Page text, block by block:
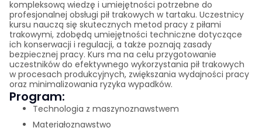
kompleksową wiedzę i umiejętności potrzebne do
profesjonalnej obsługi pił trakowych w tartaku. Uczestnicy
kursu nauczą się skutecznych metod pracy z piłami
trakowymi, zdobędą umiejętności techniczne dotyczące
ich konserwacji i regulacji, a także poznają zasady
bezpiecznej pracy. Kurs ma na celu przygotowanie
uczestników do efektywnego wykorzystania pił trakowych
w procesach produkcyjnych, zwiększania wydajności pracy
oraz minimalizowania ryzyka wypadków.
Program:
Technologia z maszynoznawstwem
Materiałoznawstwo